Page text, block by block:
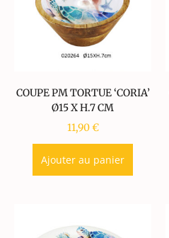
COUPE PM TORTUE ‘CORIA’
Ø15 X H.7 CM
11,90€
Ajouter au panier